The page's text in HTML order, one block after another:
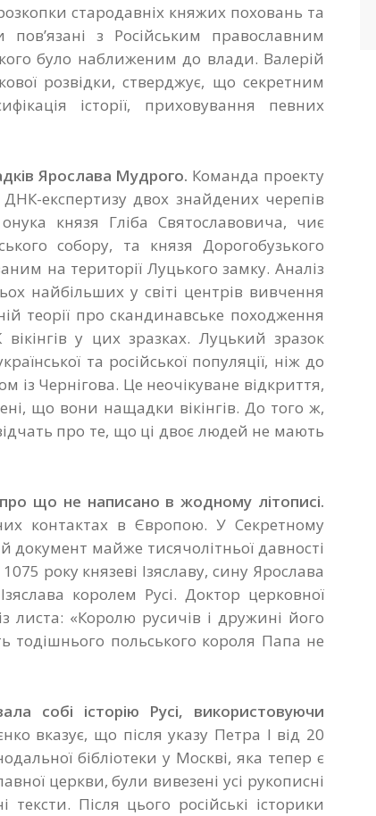
стародавніх княжих поховань та
з Російським православним
було наближеним до влади. Валерій
розвідки, стверджує, що секретним
історії, приховування певних
Ярослава Мудрого. Команда проекту
ДНК-експертизу двох знайдених черепів
князя Гліба Святославовича, чиє
собору, та князя Дорогобузького
на території Луцького замку. Аналіз
найбільших у світі центрів вивчення
теорії про скандинавське походження
у цих зразках. Луцький зразок
та російської популяції, ніж до
із Чернігова. Це неочікуване відкриття,
що вони нащадки вікінгів. До того ж,
про те, що ці двоє людей не мають
про що не написано в жодному літописі.
контактах в Європою. У Секретному
документ майже тисячолітньої давності
року князеві Ізяславу, сину Ярослава
королем Русі. Доктор церковної
листа: «Королю русичів і дружині його
тодішнього польського короля Папа не
собі історію Русі, використовуючи
вказує, що після указу Петра І від 20
бібліотеки у Москві, яка тепер є
церкви, були вивезені усі рукописні
Після цього російські історики